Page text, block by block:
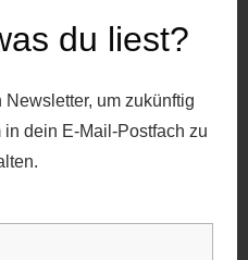
mitzuteilen,
du liest?
um zukünftig
dein E-Mail-Postfach zu